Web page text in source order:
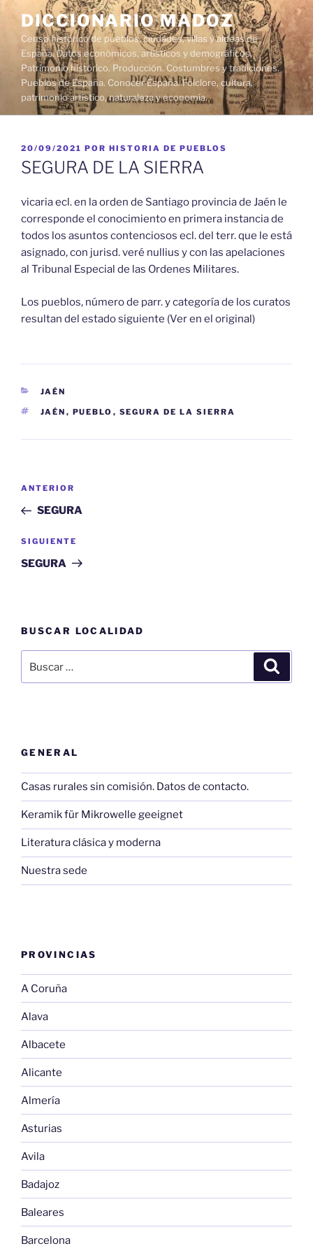
contenido
DICCIONARIO MADOZ
Censo histórico de pueblos, ciudades, villas y aldeas de
España. Datos económicos, artísticos y demográficos.
Patrimonio histórico. Producción. Costumbres y tradiciones.
Pueblos de España. Conocer España. Folclore, cultura,
patrimonio artístico, naturaleza y economía.
PUBLICADO
EL
20/09/2021 POR HISTORIA DE PUEBLOS
SEGURA DE LA SIERRA
vicaria ecl. en la orden de Santiago provincia de Jaén le
corresponde el conocimiento en primera instancia de
todos los asuntos contenciosos ecl. del terr. que le está
asignado, con jurisd. veré nullius y con las apelaciones
al Tribunal Especial de las Ordenes Militares.
Los pueblos, número de parr. y categoría de los curatos
resultan del estado siguiente (Ver en el original)
CATEGORÍAS
JAÉN
ETIQUETAS
JAÉN , PUEBLO , SEGURA DE LA SIERRA
Navegación
entradas
Entrada
anterior:
ANTERIOR
SEGURA
Siguiente
entrada
SIGUIENTE
SEGURA
BUSCAR LOCALIDAD
por:
GENERAL
Casas rurales sin comisión. Datos de contacto.
Keramik für Mikrowelle geeignet
Literatura clásica y moderna
Nuestra sede
PROVINCIAS
A Coruña
Alava
Albacete
Alicante
Almería
Asturias
Avila
Badajoz
Baleares
Barcelona